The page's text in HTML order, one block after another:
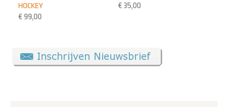
€ 35,00
HOCKEY
€ 99,00